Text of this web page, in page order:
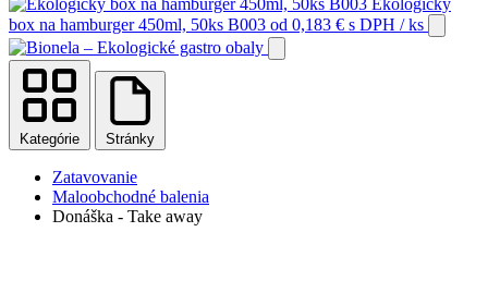
Ekologický
box na hamburger 450ml, 50ks B003 od 0,183 € s DPH / ks
Kategórie Stránky
Zatavovanie
Maloobchodné balenia
Donáška - Take away